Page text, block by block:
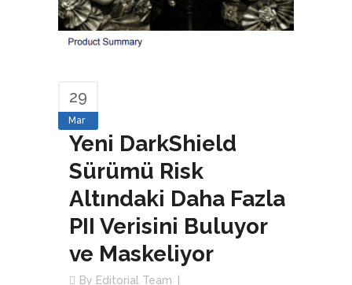
29
Mar
Yeni DarkShield
Sürümü Risk
Altındaki Daha Fazla
PII Verisini Buluyor
ve Maskeliyor
By Editorial Team